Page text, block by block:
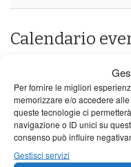
Per fornire le migliori
memorizzare e/o accedere
queste tecnologie ci
navigazione o ID unici su
consenso può influire
Gestisci servizi
Calendario
L
M M
3
4 5
10
11 12